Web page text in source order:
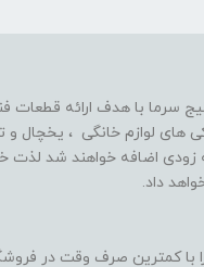
سرما با هدف ارائه قطعات
های لوازم خانگی ، یخچال و
زودی اضافه خواهند شد لذت
داد.
با کمترین صرف وقت در